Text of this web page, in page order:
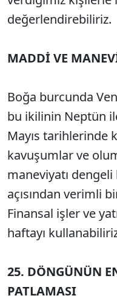
değerlendirebiliriz.
MADDİ VE
Boğa burcunda
bu ikilinin Neptün
Mayıs tarihlerinde
kavuşumlar ve
maneviyatı
açısından verimli
Finansal işler ve
haftayı
25. DÖNGÜNÜN
PATLAMASI